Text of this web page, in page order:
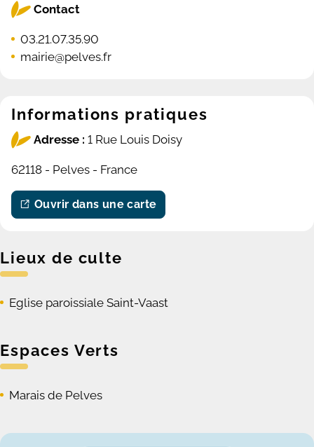
Contact
03.21.07.35.90
mairie@pelves.fr
Informations pratiques
Adresse : 1 Rue Louis Doisy
62118 - Pelves - France
Ouvrir dans une carte
Lieux de culte
Eglise paroissiale Saint-Vaast
Espaces Verts
Marais de Pelves